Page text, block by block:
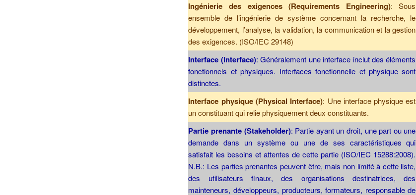
Ingénierie des exigences (Requirements Engineering): Sous
ensemble de l’ingénierie de système concernant la recherche, le
développement, l’analyse, la validation, la communication et la gestion
des exigences. (ISO/IEC 29148)
Interface (Interface): Généralement une interface inclut des éléments
fonctionnels et physiques. Interfaces fonctionnelle et physique sont
distinctes.
Interface physique (Physical Interface): Une interface physique est
un constituant qui relie physiquement deux constituants.
Partie prenante (Stakeholder): Partie ayant un droit, une part ou une
demande dans un système ou une de ses caractéristiques qui
satisfait les besoins et attentes de cette partie (ISO/IEC 15288:2008).
N.B.: Les parties prenantes peuvent être, mais non limité à cette liste,
des utilisateurs finaux, des organisations destinatrices, des
mainteneurs, développeurs, producteurs, formateurs, responsable de